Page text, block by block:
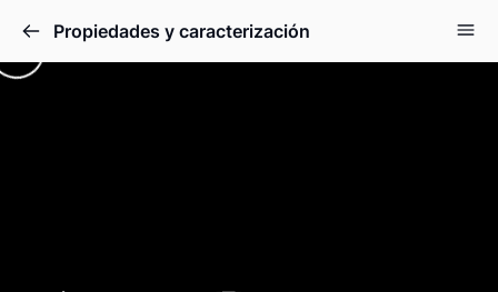
Propiedades y caracterización